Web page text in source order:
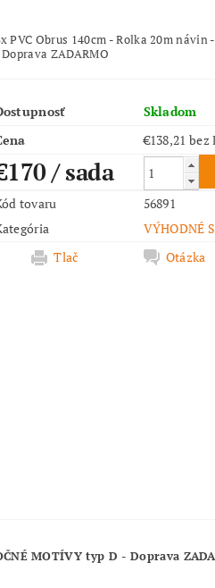
PVC Obrus 140cm - Rolka 20m
Doprava ZADARMO
Skladom
€138,21
/ sada
tovaru
56891
VÝHODNÉ
Tlač
Otázka
MOTÍVY typ D - Doprava